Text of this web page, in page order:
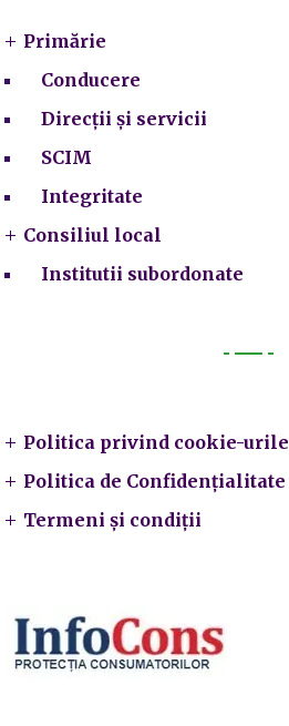
Primărie
Conducere
Direcții și servicii
SCIM
Integritate
Consiliul local
Institutii subordonate
Politica privind cookie-urile
Politica de Confidențialitate
Termeni și condiții